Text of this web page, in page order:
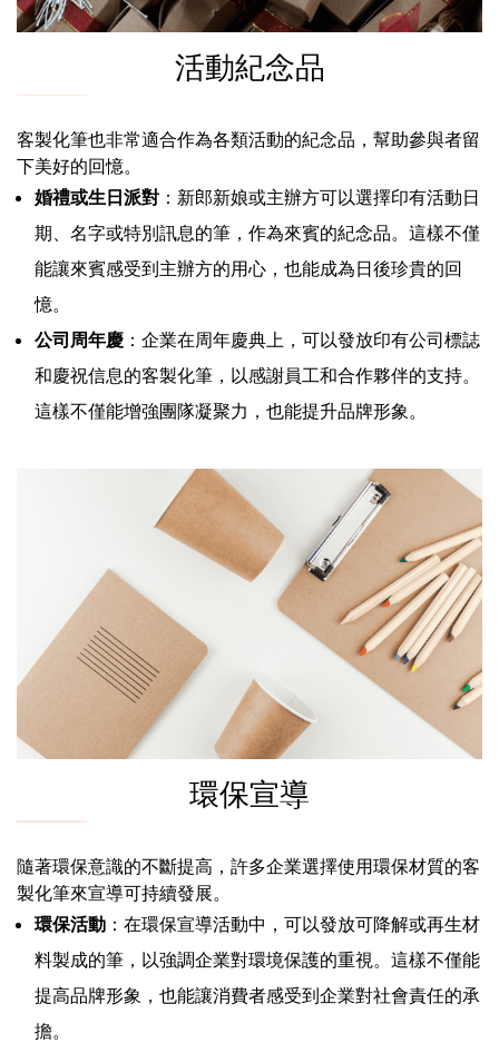
活動紀念品
客製化筆也非常適合作為各類活動的紀念品，幫助參與者留
下美好的回憶。
婚禮或生日派對 ：新郎新娘或主辦方可以選擇印有活動日
期、名字或特別訊息的筆，作為來賓的紀念品。這樣不僅
能讓來賓感受到主辦方的用心，也能成為日後珍貴的回
憶。
公司周年慶 ：企業在周年慶典上，可以發放印有公司標誌
和慶祝信息的客製化筆，以感謝員工和合作夥伴的支持。
這樣不僅能增強團隊凝聚力，也能提升品牌形象。
環保宣導
隨著環保意識的不斷提高，許多企業選擇使用環保材質的客
製化筆來宣導可持續發展。
環保活動 ：在環保宣導活動中，可以發放可降解或再生材
料製成的筆，以強調企業對環境保護的重視。這樣不僅能
提高品牌形象，也能讓消費者感受到企業對社會責任的承
擔。